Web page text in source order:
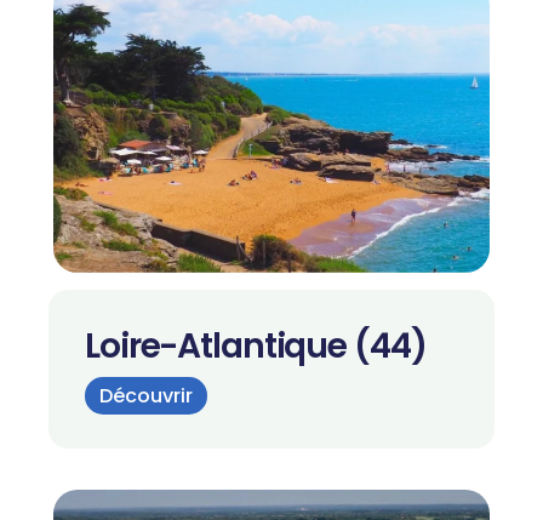
Loire-Atlantique (44)
Découvrir